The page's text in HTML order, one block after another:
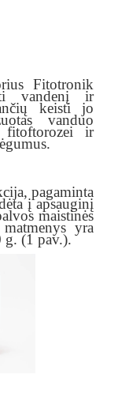
Fitotronik
vandenį ir
keisti jo
vanduo
fitoftorozei ir
pagaminta
į apsauginį
maistinės
yra
(1 pav.).